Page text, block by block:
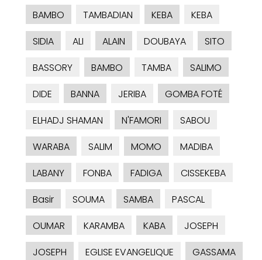
BAMBO
TAMBADIAN KEBA
KEBA
SIDIA
ALI ALAIN DOUBAYA
SITO
BASSORY
BAMBO TAMBA
SALIMO
DIDE
BANNA JERIBA
GOMBA FOTÉ
ELHADJ SHAMAN
N'FAMORI
SABOU
WARABA
SALIM MOMO
MADIBA
LABANY
FONBA FADIGA
CISSEKEBA
Basir
SOUMA SAMBA
PASCAL
OUMAR
KARAMBA KABA
JOSEPH
JOSEPH
EGLISE EVANGELIQUE
GASSAMA